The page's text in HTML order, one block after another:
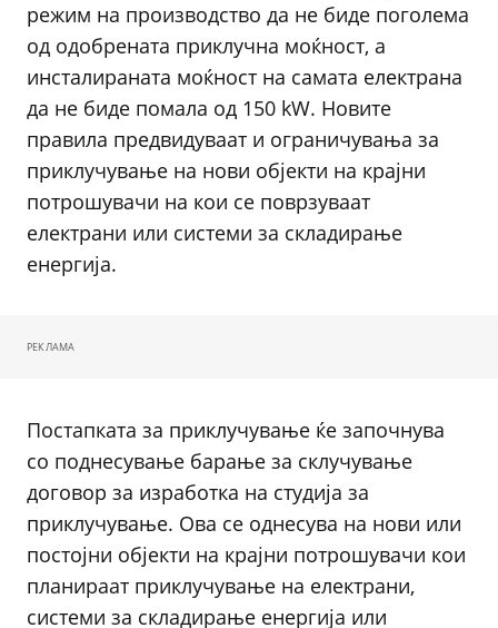
режим на производство да не биде поголема
од одобрената приклучна моќност, а
инсталираната моќност на самата електрана
да не биде помала од 150 kW. Новите
правила предвидуваат и ограничувања за
приклучување на нови објекти на крајни
потрошувачи на кои се поврзуваат
електрани или системи за складирање
енергија.
РЕКЛАМА
Постапката за приклучување ќе започнува
со поднесување барање за склучување
договор за изработка на студија за
приклучување. Ова се однесува на нови или
постојни објекти на крајни потрошувачи кои
планираат приклучување на електрани,
системи за складирање енергија или